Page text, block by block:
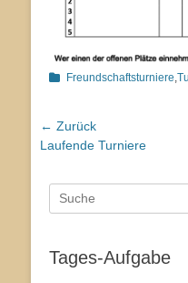
Kategorien
Freundschaftsturniere,
Beitragsnavigation
← Zurück
Vorhergehender
Laufende Turniere
Suche
nach:
Tages-Aufgabe